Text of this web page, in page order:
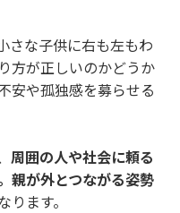
さな子供に右も左もわ
方が正しいのかどうか
安や孤独感を募らせる
周囲の人や社会に頼る
親が外とつながる姿勢
ります。